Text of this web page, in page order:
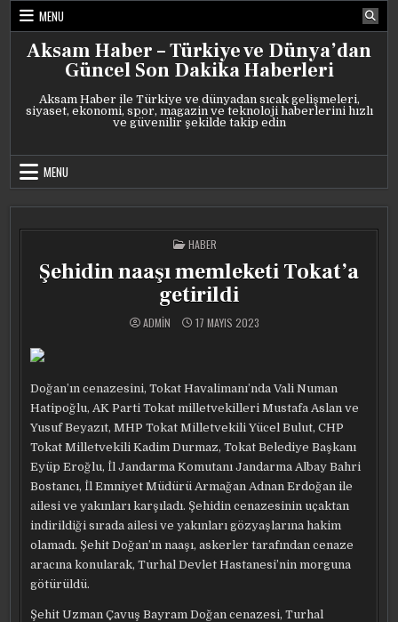
Skip
content
MENU
Aksam Haber – Türkiye ve Dünya’dan
Güncel Son Dakika Haberleri
Aksam Haber ile Türkiye ve dünyadan sıcak gelişmeleri,
siyaset, ekonomi, spor, magazin ve teknoloji haberlerini hızlı
ve güvenilir şekilde takip edin
MENU
POSTED
IN
HABER
Şehidin naaşı memleketi Tokat’a
getirildi
ADMIN 17 MAYIS 2023
Doğan’ın cenazesini, Tokat Havalimanı’nda Vali Numan
Hatipoğlu, AK Parti Tokat milletvekilleri Mustafa Aslan ve
Yusuf Beyazıt, MHP Tokat Milletvekili Yücel Bulut, CHP
Tokat Milletvekili Kadim Durmaz, Tokat Belediye Başkanı
Eyüp Eroğlu, İl Jandarma Komutanı Jandarma Albay Bahri
Bostancı, İl Emniyet Müdürü Armağan Adnan Erdoğan ile
ailesi ve yakınları karşıladı. Şehidin cenazesinin uçaktan
indirildiği sırada ailesi ve yakınları gözyaşlarına hakim
olamadı. Şehit Doğan’ın naaşı, askerler tarafından cenaze
aracına konularak, Turhal Devlet Hastanesi’nin morguna
götürüldü.
Şehit Uzman Çavuş Bayram Doğan cenazesi, Turhal